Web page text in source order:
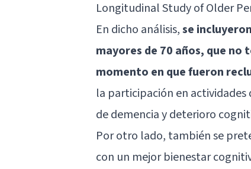
Longitudinal Study of Older
En dicho análisis,se
mayores de 70 años, que no
momento en que fueron
la participación en actividades
de demencia y deterioro
Por otro lado, también se
con un mejor bienestar